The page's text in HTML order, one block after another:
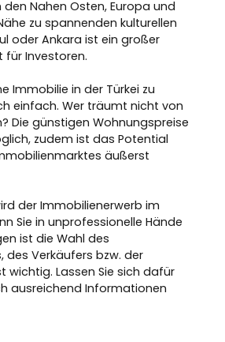
Nahen Osten, Europa und
zu spannenden kulturellen
oder Ankara ist ein großer
für Investoren.
Immobilie in der Türkei zu
einfach. Wer träumt nicht von
Die günstigen Wohnungspreise
zudem ist das Potential
äußerst
der Immobilienerwerb im
Sie in unprofessionelle Hände
ist die Wahl des
des Verkäufers bzw. der
wichtig. Lassen Sie sich dafür
ausreichend Informationen